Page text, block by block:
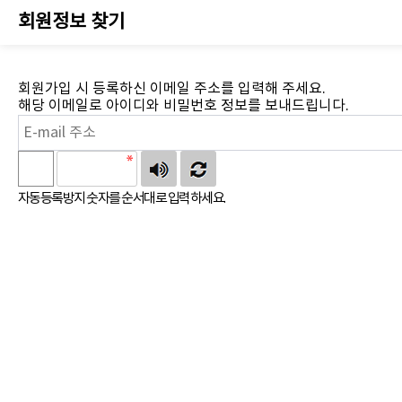
회원정보 찾기
회원가입 시 등록하신 이메일 주소를 입력해 주세요.
해당 이메일로 아이디와 비밀번호 정보를 보내드립니다.
자동등록방지 숫자를 순서대로 입력하세요.